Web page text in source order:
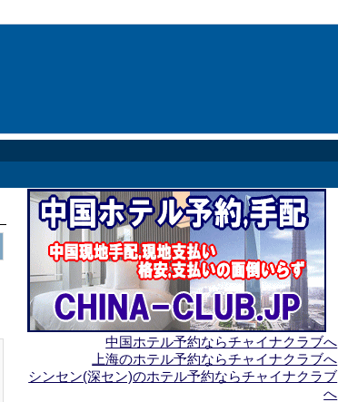
中国ホテル予約ならチャイナクラブへ
上海のホテル予約ならチャイナクラブへ
シンセン(深セン)のホテル予約ならチャイナクラブ
へ